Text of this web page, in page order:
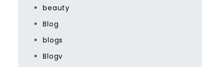
beauty
Blog
blogs
Blogv